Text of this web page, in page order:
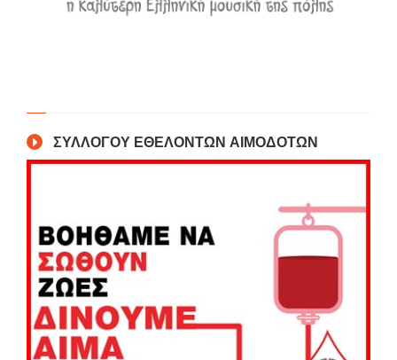
ΣΥΛΛΟΓΟΥ ΕΘΕΛΟΝΤΩΝ ΑΙΜΟΔΟΤΩΝ